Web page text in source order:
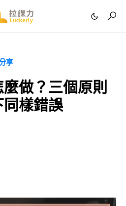
享
麼做？三個原則
樣錯誤